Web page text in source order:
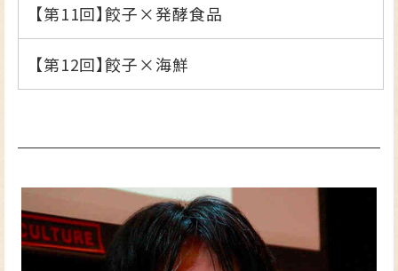
【第11回】餃子×発酵食品
【第12回】餃子×海鮮